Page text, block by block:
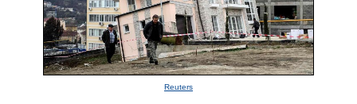
Reuters